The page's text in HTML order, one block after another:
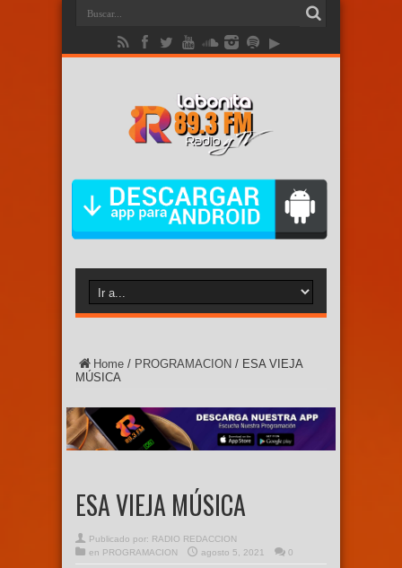
Home / PROGRAMACION / ESA VIEJA
MÚSICA
ESA VIEJA MÚSICA
Publicado por: RADIO REDACCION
en PROGRAMACION agosto 5, 2021 0